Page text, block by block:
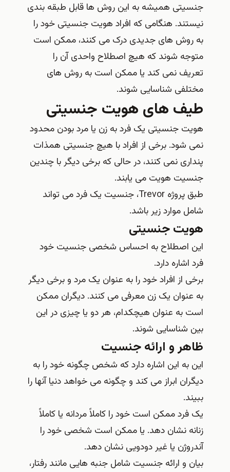
جنسیتی همیشه به این روش‌ ها قابل طبقه‌ بندی
نیستند. هنگامی که افراد هویت جنسیتی خود را
به روش های جدیدی درک می کنند، ممکن است
متوجه شوند که هیچ اصطلاح واحدی آن را
تعریف نمی کند یا ممکن است به روش های
مختلفی شناسایی شوند.
طیف های هویت جنسیتی
هویت جنسیتی یک فرد به زن یا مرد بودن محدود
نمی شود. برخی از افراد با هیچ جنسیتی همذات
پنداری نمی کنند، در حالی که برخی دیگر با چندین
جنسیت هویت می یابند.
طبق پروژه Trevor، جنسیت یک فرد می تواند
شامل موارد زیر باشد.
هویت جنسیتی
این اصطلاح به احساس شخصی جنسیت خود
فرد اشاره دارد.
برخی از افراد خود را به عنوان یک مرد و برخی دیگر
به عنوان یک زن معرفی می کنند. دیگران ممکن
است به عنوان هیچکدام، هر دو یا چیزی در این
بین شناسایی شوند.
ظاهر و ارائه جنسیت
این به این اشاره دارد که شخص چگونه خود را به
دیگران ابراز می کند و چگونه می خواهد دنیا آنها را
ببیند.
یک فرد ممکن است خود را کاملاً مردانه یا کاملاً
زنانه نشان دهد. یا ممکن است شخصی خود را
آندروژن یا غیر دودویی نشان دهد.
بیان و ارائه جنسیت شامل جنبه هایی مانند رفتار،